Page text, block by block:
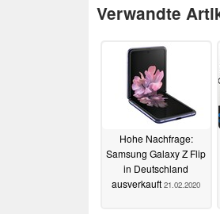
Verwandte
Hohe Nachfrage:
Samsung Galaxy Z Flip
in Deutschland
ausverkauft 21.02.2020